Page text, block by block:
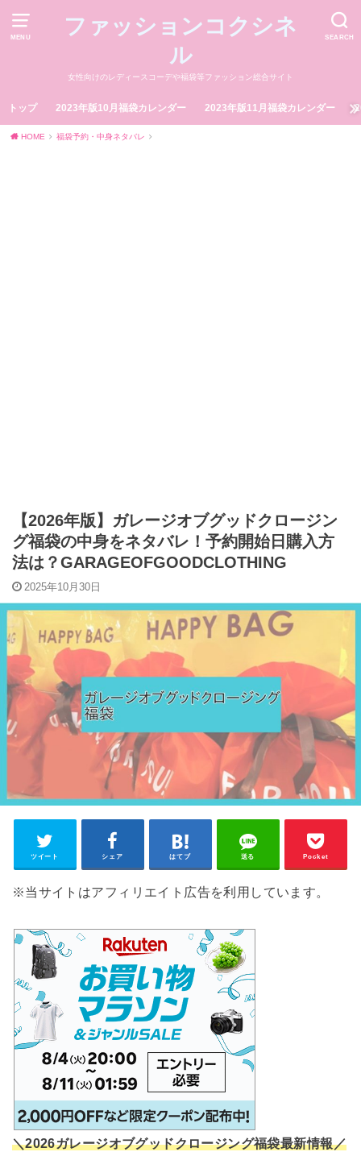
MENU SEARCH
ファッションコクシネ
ル
女性向けのレディースコーデや福袋等ファッション総合サイト
トップ 2023年版10月福袋カレンダー 2023年版11月福袋カレンダー
HOME 福袋予約・中身ネタバレ
【2026年版】ガレージオブグッドクロージン
グ福袋の中身をネタバレ！予約開始日購入方
法は？GARAGEOFGOODCLOTHING
2025年10月30日
ツイート シェア はてブ 送る Pocket
※当サイトはアフィリエイト広告を利用しています。
＼2026ガレージオブグッドクロージング福袋最新情報／